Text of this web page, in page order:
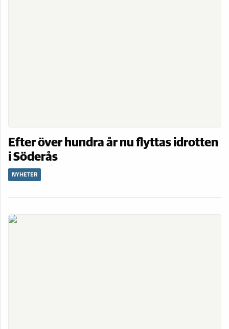
Efter över hundra år nu flyttas idrotten
i Söderås
NYHETER